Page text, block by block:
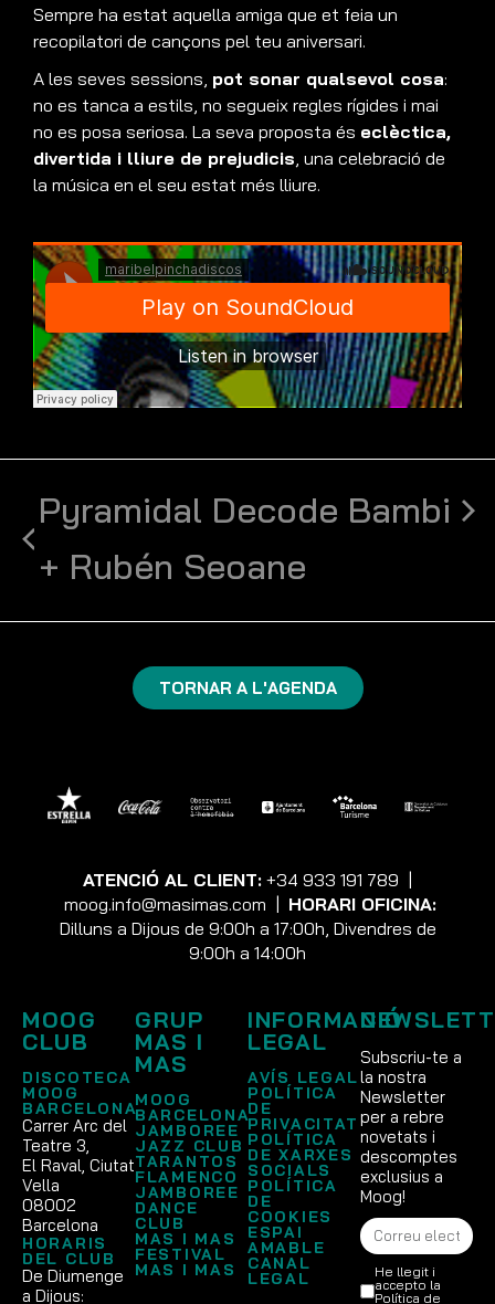
Sempre ha estat aquella amiga que et feia un
recopilatori de cançons pel teu aniversari.
A les seves sessions, pot sonar qualsevol cosa:
no es tanca a estils, no segueix regles rígides i mai
no es posa seriosa. La seva proposta és eclèctica,
divertida i lliure de prejudicis , una celebració de
la música en el seu estat més lliure.
Pyramidal Decode
+ Rubén Seoane
Bambi
TORNAR A L'AGENDA
ATENCIÓ AL CLIENT: +34 933 191 789 |
moog.info@masimas.com | HORARI OFICINA:
Dilluns a Dijous de 9:00h a 17:00h, Divendres de
9:00h a 14:00h
MOOG
CLUB
DISCOTECA
MOOG
BARCELONA
Carrer Arc del
Teatre 3,
El Raval, Ciutat
Vella
08002
Barcelona
HORARIS
DEL CLUB
De Diumenge
a Dijous:
GRUP
MAS I
MAS
MOOG
BARCELONA
JAMBOREE
JAZZ CLUB
TARANTOS
FLAMENCO
JAMBOREE
DANCE
CLUB
MAS I MAS
FESTIVAL
MAS I MAS
INFORMACIÓ
LEGAL
AVÍS LEGAL
POLÍTICA
DE
PRIVACITAT
POLÍTICA
DE XARXES
SOCIALS
POLÍTICA
DE
COOKIES
ESPAI
AMABLE
CANAL
LEGAL
Subscriu-te a
la nostra
Newsletter
per a rebre
novetats i
descomptes
exclusius a
Moog!
He llegit i
accepto la
Política de